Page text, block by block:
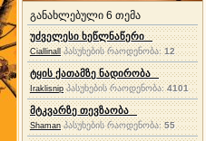
განახლებული 6 თემა
უძველესი ხეწლნაწერი
Ciallinall პასუხების რაოდენობა:12
ტყის ქათამზე ნადირობა
Iraklisnip პასუხების რაოდენობა: 4101
მტკვარზე თევზაობა
Shaman პასუხების რაოდენობა:55